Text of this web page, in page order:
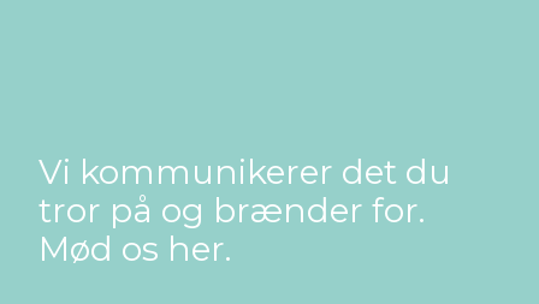
Vi kommunikerer det du
tror på og brænder for.
Mød os her.